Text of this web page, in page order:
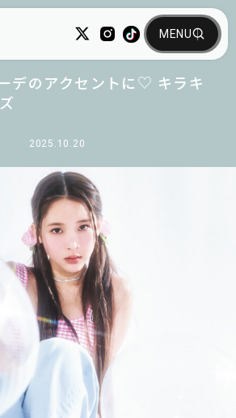
2025.10.20
デのアクセントに♡ キラキ